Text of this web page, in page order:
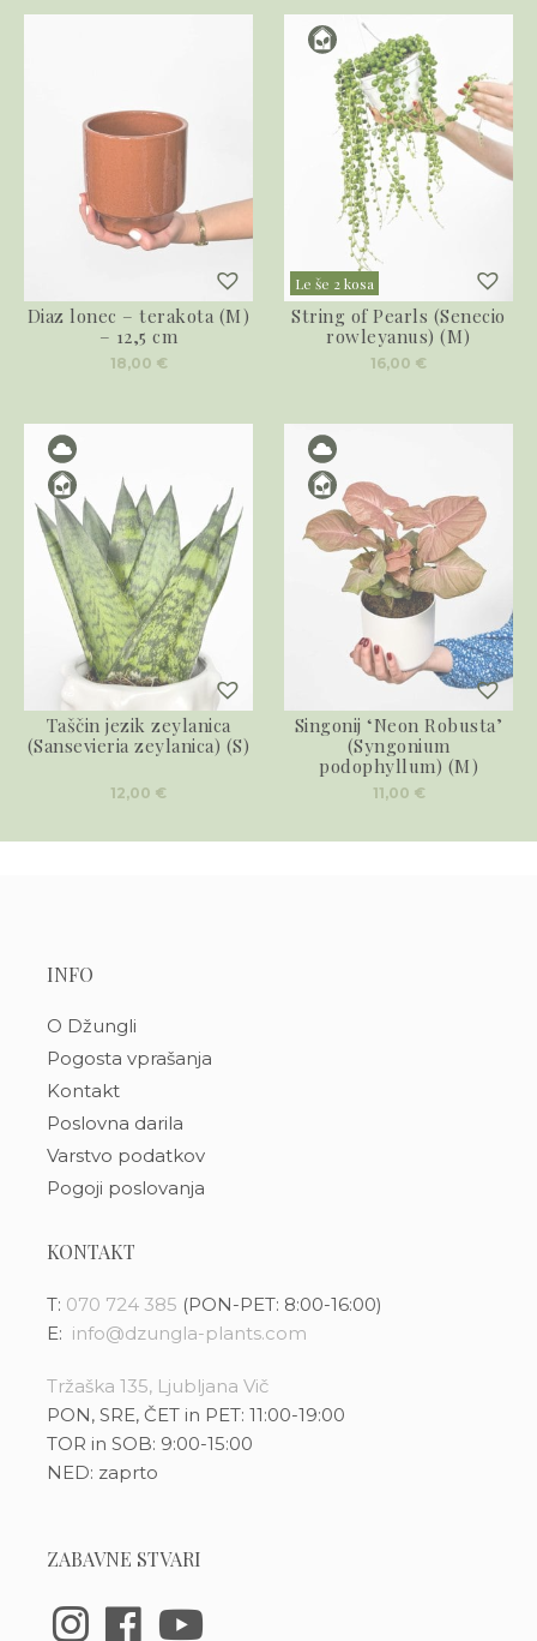
Diaz lonec – terakota (M)
– 12,5 cm
18,00 €
Le še 2 kosa
String of Pearls (Senecio
rowleyanus) (M)
16,00 €
Taščin jezik zeylanica
(Sansevieria zeylanica) (S)
12,00 €
Singonij ‘Neon Robusta’
(Syngonium
podophyllum) (M)
11,00 €
INFO
O Džungli
Pogosta vprašanja
Kontakt
Poslovna darila
Varstvo podatkov
Pogoji poslovanja
KONTAKT
T: 070 724 385 (PON-PET: 8:00-16:00)
E: info@dzungla-plants.com
Tržaška 135, Ljubljana Vič
PON, SRE, ČET in PET: 11:00-19:00
TOR in SOB: 9:00-15:00
NED: zaprto
ZABAVNE STVARI